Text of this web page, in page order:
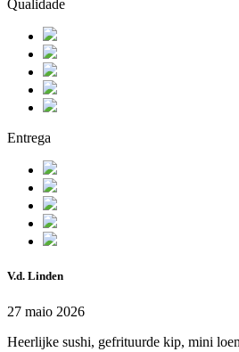
Qualidade
Entrega
V.d. Linden
27 maio 2026
Heerlijke sushi, gefrituurde kip, mini